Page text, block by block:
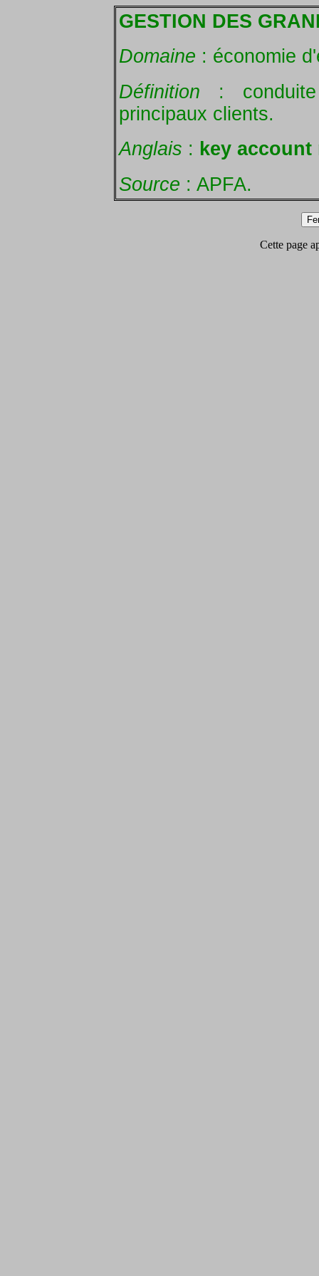
GESTION DES
Domaine : économie
Définition :
principaux clients.
Anglais : key account
Source : APFA.
Cette page